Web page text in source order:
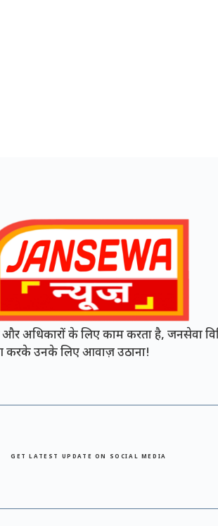
अधिकारों के लिए काम करता है, जनसेवा
करके उनके लिए आवाज़ उठाना!
GET LATEST UPDATE ON SOCIAL MEDIA